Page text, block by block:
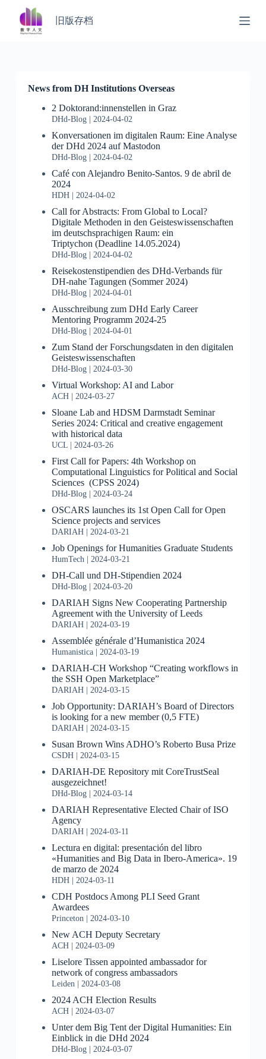
旧版存档
News from DH Institutions Overseas
2 Doktorand:innenstellen in Graz
DHd-Blog 2024-04-02
Konversationen im digitalen Raum: Eine Analyse
der DHd 2024 auf Mastodon
DHd-Blog 2024-04-02
Café con Alejandro Benito-Santos. 9 de abril de
2024
HDH 2024-04-02
Call for Abstracts: From Global to Local?
Digitale Methoden in den Geisteswissenschaften
im deutschsprachigen Raum: ein
Triptychon (Deadline 14.05.2024)
DHd-Blog 2024-04-02
Reisekostenstipendien des DHd-Verbands für
DH-nahe Tagungen (Sommer 2024)
DHd-Blog 2024-04-01
Ausschreibung zum DHd Early Career
Mentoring Programm 2024-25
DHd-Blog 2024-04-01
Zum Stand der Forschungsdaten in den digitalen
Geisteswissenschaften
DHd-Blog 2024-03-30
Virtual Workshop: AI and Labor
ACH 2024-03-27
Sloane Lab and HDSM Darmstadt Seminar
Series 2024: Critical and creative engagement
with historical data
UCL 2024-03-26
First Call for Papers: 4th Workshop on
Computational Linguistics for Political and Social
Sciences (CPSS 2024)
DHd-Blog 2024-03-24
OSCARS launches its 1st Open Call for Open
Science projects and services
DARIAH 2024-03-21
Job Openings for Humanities Graduate Students
HumTech 2024-03-21
DH-Call und DH-Stipendien 2024
DHd-Blog 2024-03-20
DARIAH Signs New Cooperating Partnership
Agreement with the University of Leeds
DARIAH 2024-03-19
Assemblée générale d’Humanistica 2024
Humanistica 2024-03-19
DARIAH-CH Workshop “Creating workflows in
the SSH Open Marketplace”
DARIAH 2024-03-15
Job Opportunity: DARIAH’s Board of Directors
is looking for a new member (0,5 FTE)
DARIAH 2024-03-15
Susan Brown Wins ADHO’s Roberto Busa Prize
CSDH 2024-03-15
DARIAH-DE Repository mit CoreTrustSeal
ausgezeichnet!
DHd-Blog 2024-03-14
DARIAH Representative Elected Chair of ISO
Agency
DARIAH 2024-03-11
Lectura en digital: presentación del libro
«Humanities and Big Data in Ibero-America». 19
de marzo de 2024
HDH 2024-03-11
CDH Postdocs Among PLI Seed Grant
Awardees
Princeton 2024-03-10
New ACH Deputy Secretary
ACH 2024-03-09
Liselore Tissen appointed ambassador for
network of congress ambassadors
Leiden 2024-03-08
2024 ACH Election Results
ACH 2024-03-07
Unter dem Big Tent der Digital Humanities: Ein
Einblick in die DHd 2024
DHd-Blog 2024-03-07